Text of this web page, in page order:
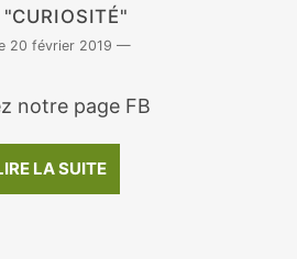
20 février 2019
notre page FB
LA SUITE